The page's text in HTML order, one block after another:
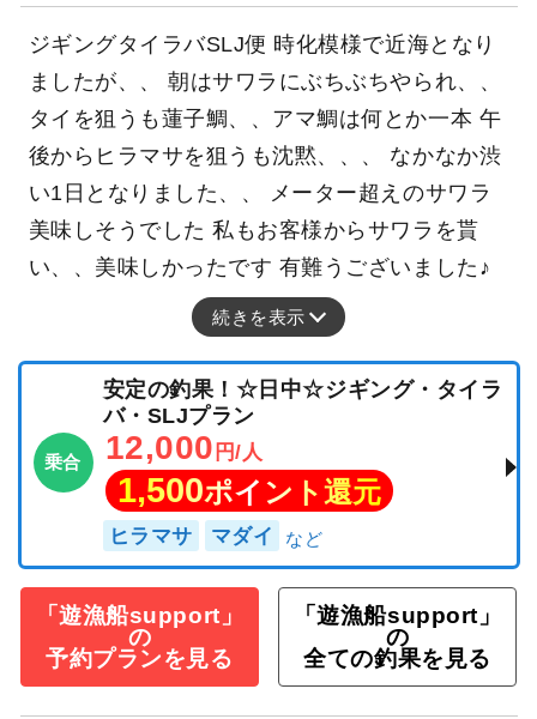
ジギングタイラバSLJ便 時化模様で近海となり
ましたが、、 朝はサワラにぶちぶちやられ、、
タイを狙うも蓮子鯛、、アマ鯛は何とか一本 午
後からヒラマサを狙うも沈黙、、、 なかなか渋
い1日となりました、、 メーター超えのサワラ
美味しそうでした 私もお客様からサワラを貰
い、、美味しかったです 有難うございました♪
続きを表示
乗合
安定の釣果！☆日中☆ジギング・タイラ
バ・SLJプラン
12,000 円/人
1,500ポイント還元
ヒラマサ マダイ
「遊漁船support」
の
予約プランを見る
「遊漁船support」
の
全ての釣果を見る